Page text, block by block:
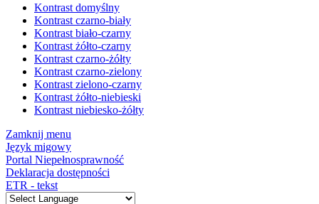
Kontrast domyślny
Kontrast czarno-biały
Kontrast biało-czarny
Kontrast żółto-czarny
Kontrast czarno-żółty
Kontrast czarno-zielony
Kontrast zielono-czarny
Kontrast żółto-niebieski
Kontrast niebiesko-żółty
Zamknij menu
Język migowy
Portal Niepełnosprawność
Deklaracja dostępności
ETR - tekst